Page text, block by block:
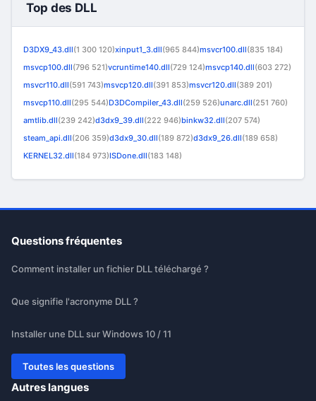
Top des DLL
D3DX9_43.dll(1 300 120)xinput1_3.dll(965 844)msvcr100.dll(835 184)
msvcp100.dll(796 521)vcruntime140.dll(729 124)msvcp140.dll(603 272)
msvcr110.dll(591 743)msvcp120.dll(391 853)msvcr120.dll(389 201)
msvcp110.dll(295 544)D3DCompiler_43.dll(259 526)unarc.dll(251 760)
amtlib.dll(239 242)d3dx9_39.dll(222 946)binkw32.dll(207 574)
steam_api.dll(206 359)d3dx9_30.dll(189 872)d3dx9_26.dll(189 658)
KERNEL32.dll(184 973)ISDone.dll(183 148)
Questions fréquentes
Comment installer un fichier DLL téléchargé ?
Que signifie l'acronyme DLL ?
Installer une DLL sur Windows 10 / 11
Toutes les questions
Autres langues